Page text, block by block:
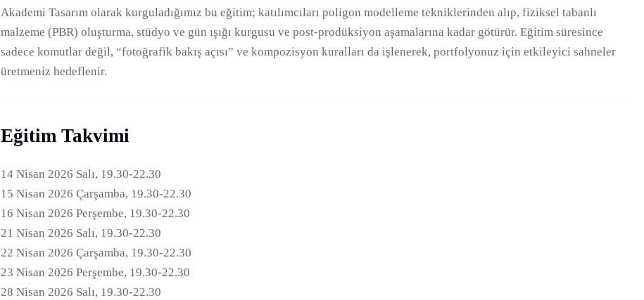
Akademi Tasarım olarak kurguladığımız bu eğitim; katılımcıları poligon modelleme tekniklerinden alıp, fiziksel tabanlı
malzeme (PBR) oluşturma, stüdyo ve gün ışığı kurgusu ve post-prodüksiyon aşamalarına kadar götürür. Eğitim süresince
sadece komutlar değil, “fotoğrafik bakış açısı” ve kompozisyon kuralları da işlenerek, portfolyonuz için etkileyici sahneler
üretmeniz hedeflenir.
Eğitim Takvimi
14 Nisan 2026 Salı, 19.30-22.30
15 Nisan 2026 Çarşamba, 19.30-22.30
16 Nisan 2026 Perşembe, 19.30-22.30
21 Nisan 2026 Salı, 19.30-22.30
22 Nisan 2026 Çarşamba, 19.30-22.30
23 Nisan 2026 Perşembe, 19.30-22.30
28 Nisan 2026 Salı, 19.30-22.30